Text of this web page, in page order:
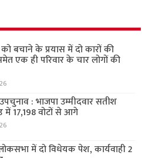
को बचाने के प्रयास में दो कारों की
एक ही परिवार के चार लोगों की
: भाजपा उम्मीदवार सतीश
में 17,198 वोटों से आगे
में दो विधेयक पेश, कार्यवाही 2